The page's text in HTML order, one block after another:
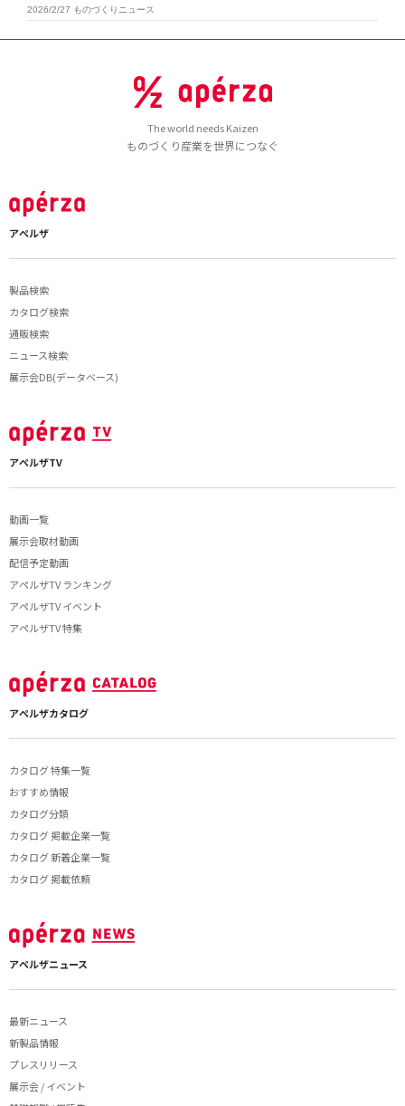
2026/2/27 ものづくりニュース
The world needs Kaizen
ものづくり産業を世界につなぐ
アペルザ
製品検索
カタログ検索
通販検索
ニュース検索
展示会DB(データベース)
アペルザTV
動画一覧
展示会取材動画
配信予定動画
アペルザTV ランキング
アペルザTV イベント
アペルザTV 特集
アペルザカタログ
カタログ 特集一覧
おすすめ情報
カタログ分類
カタログ 掲載企業一覧
カタログ 新着企業一覧
カタログ 掲載依頼
アペルザニュース
最新ニュース
新製品情報
プレスリリース
展示会 / イベント